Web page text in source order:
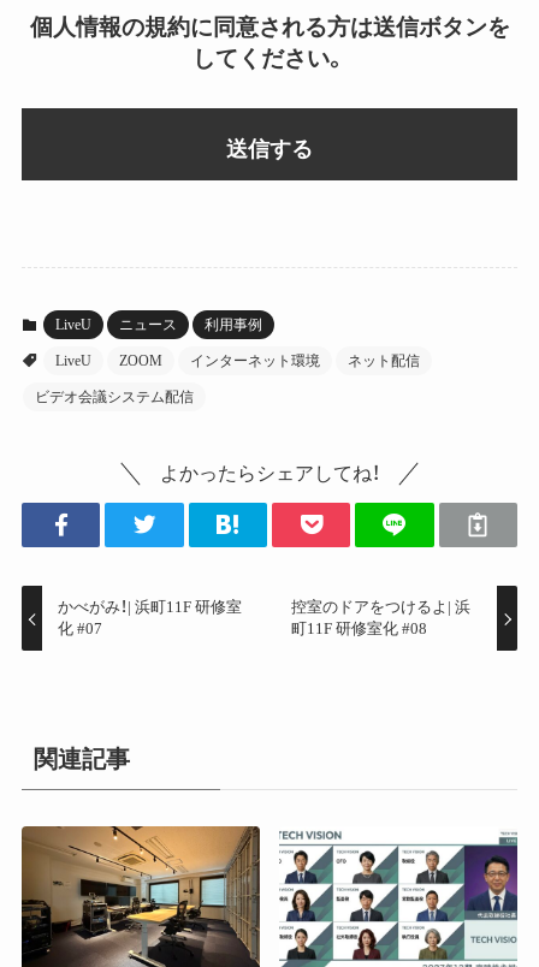
個人情報の規約に同意される方は送信ボタンを
してください。
LiveU ニュース 利用事例
LiveU ZOOM インターネット環境 ネット配信
ビデオ会議システム配信
よかったらシェアしてね！
かべがみ！| 浜町11F 研修室
化 #07
控室のドアをつけるよ| 浜
町11F 研修室化 #08
関連記事